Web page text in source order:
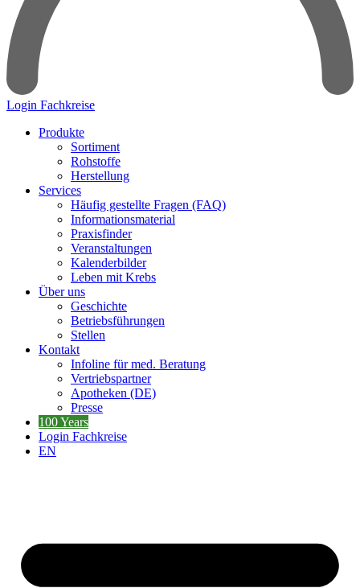
Login Fachkreise
Produkte
Sortiment
Rohstoffe
Herstellung
Services
Häufig gestellte Fragen (FAQ)
Informationsmaterial
Praxisfinder
Veranstaltungen
Kalenderbilder
Leben mit Krebs
Über uns
Geschichte
Betriebsführungen
Stellen
Kontakt
Infoline für med. Beratung
Vertriebspartner
Apotheken (DE)
Presse
100 Years
Login Fachkreise
EN